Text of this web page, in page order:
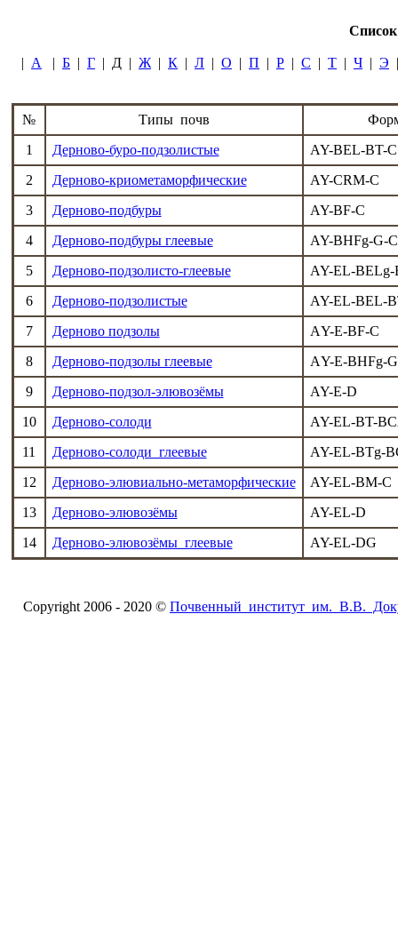
| А | Б | Г | Д | Ж | К | Л | О | П | Р | С | Т | Ч | Э
№ Типы почв
1
Дерново-буро-подзолистые
AY-BEL-BT-C
2
Дерново-криометаморфические
AY-CRM-C
3
Дерново-подбуры
AY-BF-C
4
Дерново-подбуры глеевые
AY-BНFg-G-
5
Дерново-подзолисто-глеевые
AY-EL-BELg-
6
Дерново-подзолистые
AY-EL-BEL-
7
Дерново подзолы
АY-E-BF-C
8
Дерново-подзолы глеевые
АY-E-BНFg-
9
Дерново-подзол-элювозёмы
AY-E-D
10
Дерново-солоди
AY-EL-BT-
11
Дерново-солоди глеевые
AY-EL-BTg-
12
Дерново-элювиально-метаморфические
AY-EL-BM-C
13
Дерново-элювозёмы
AY-EL-D
14
Дерново-элювозёмы глеевые AY-EL-DG
Copyright 2006 - 2020 © Почвенный институт им. В.В.